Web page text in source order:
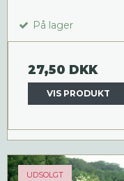
På lager
27,50 DKK
VIS PRODUKT
UDSOLGT